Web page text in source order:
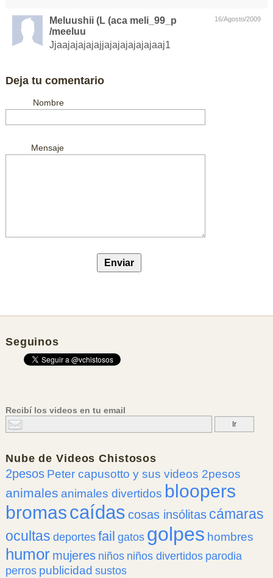
16/Agosto/2009
Meluushii (L (aca meli_99_p
/meeluu
Jjaajajajajajjajajajajajajaaj1
Deja tu comentario
Nombre
Mensaje
Seguinos
Recibí los videos en tu email
Nube deVideos Chistosos
2pesos Peter capusotto y sus videos 2pesos
animales animales divertidos bloopers
bromascaídas cosas insólitas cámaras
ocultas deportes fail gatos golpes hombres
humor mujeres niños niños divertidos parodia
perros publicidad sustos